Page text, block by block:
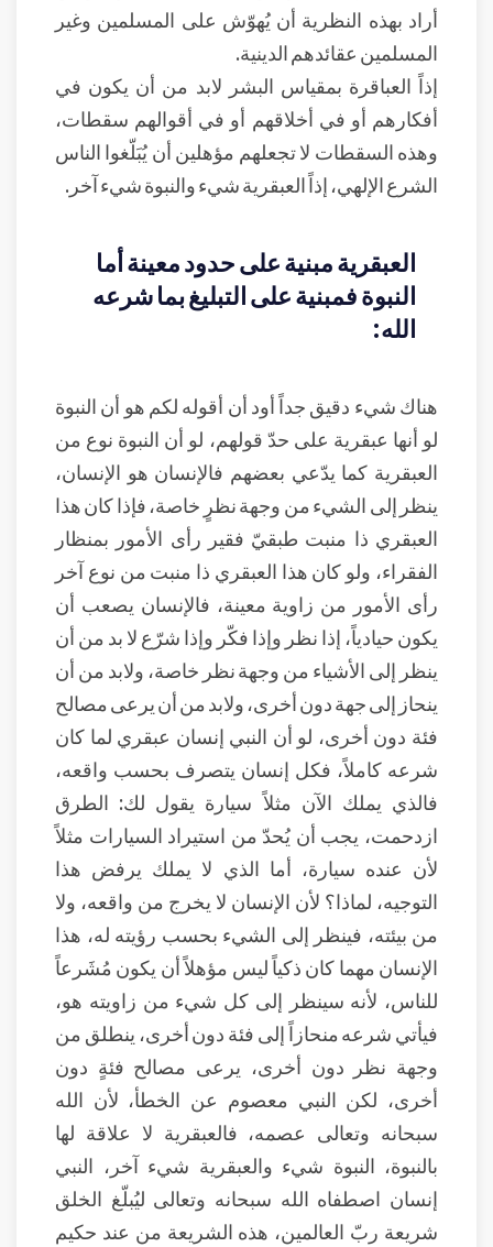
أراد بهذه النظرية أن يُهوّش على المسلمين وغير
المسلمين عقائدهم الدينية.
إذاً العباقرة بمقياس البشر لابد من أن يكون في
أفكارهم أو في أخلاقهم أو في أقوالهم سقطات،
وهذه السقطات لا تجعلهم مؤهلين أن يُبَلّغوا الناس
الشرع الإلهي، إذاً العبقرية شيء والنبوة شيء آخر.
العبقرية مبنية على حدود معينة أما
النبوة فمبنية على التبليغ بما شرعه
الله:
هناك شيء دقيق جداً أود أن أقوله لكم هو أن النبوة
لو أنها عبقرية على حدّ قولهم، لو أن النبوة نوع من
العبقرية كما يدّعي بعضهم فالإنسان هو الإنسان،
ينظر إلى الشيء من وجهة نظرٍ خاصة، فإذا كان هذا
العبقري ذا منبت طبقيّ فقير رأى الأمور بمنظار
الفقراء، ولو كان هذا العبقري ذا منبت من نوع آخر
رأى الأمور من زاوية معينة، فالإنسان يصعب أن
يكون حيادياً، إذا نظر وإذا فكّر وإذا شرّع لا بد من أن
ينظر إلى الأشياء من وجهة نظر خاصة، ولابد من أن
ينحاز إلى جهة دون أخرى، ولابد من أن يرعى مصالح
فئة دون أخرى، لو أن النبي إنسان عبقري لما كان
شرعه كاملاً، فكل إنسان يتصرف بحسب واقعه،
فالذي يملك الآن مثلاً سيارة يقول لك: الطرق
ازدحمت، يجب أن يُحدّ من استيراد السيارات مثلاً
لأن عنده سيارة، أما الذي لا يملك يرفض هذا
التوجيه، لماذا؟ لأن الإنسان لا يخرج من واقعه، ولا
من بيئته، فينظر إلى الشيء بحسب رؤيته له، هذا
الإنسان مهما كان ذكياً ليس مؤهلاً أن يكون مُشَرعاً
للناس، لأنه سينظر إلى كل شيء من زاويته هو،
فيأتي شرعه منحازاً إلى فئة دون أخرى، ينطلق من
وجهة نظر دون أخرى، يرعى مصالح فئةٍ دون
أخرى، لكن النبي معصوم عن الخطأ، لأن الله
سبحانه وتعالى عصمه، فالعبقرية لا علاقة لها
بالنبوة، النبوة شيء والعبقرية شيء آخر، النبي
إنسان اصطفاه الله سبحانه وتعالى ليُبلّغ الخلق
شريعة ربّ العالمين، هذه الشريعة من عند حكيم